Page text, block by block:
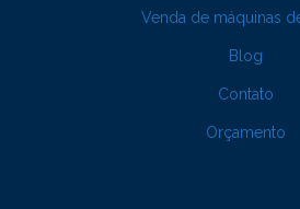
Venda de máquinas
Blog
Contato
Orçamento